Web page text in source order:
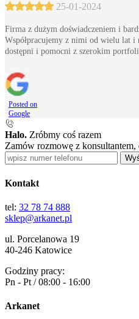
25-01-2024
Firma z dużym doświadczeniem i
Współpracujemy z nimi od wielu lat i
dostępni i pomocni z szerokim
Posted on
Google
Halo. Zróbmy coś razem
Zamów rozmowę z
Kontakt
tel: 32 78 74 888
sklep@arkanet.pl
ul. Porcelanowa 19
40-246 Katowice
Godziny pracy:
Pn - Pt / 08:00 - 16:00
Arkanet